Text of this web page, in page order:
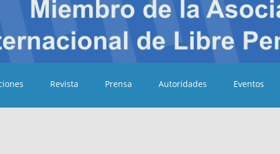
Revista Prensa Autoridades Eventos